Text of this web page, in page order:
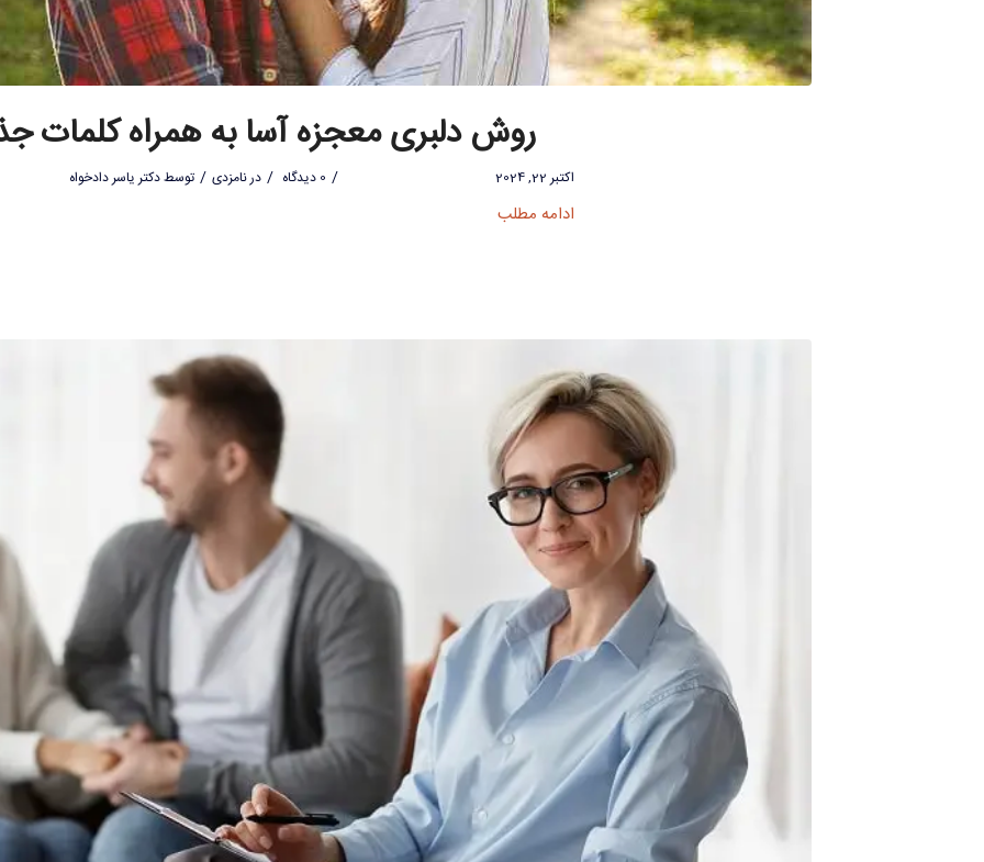
روش دلبری معجزه آسا به همراه کلمات
اکتبر 22, 2024 / 0 دیدگاه / درنامزدی / توسطدکتر یاسر دادخواه
ادامه مطلب